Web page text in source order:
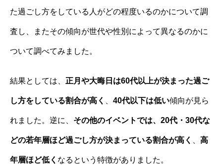
た過ごし方をしている人がどの程度いるのかについて調
査し、またその傾向が世代や性別によって異なるのかに
ついて調べてみました。
結果としては、 正月や大晦日は60代以上が決まった過ご
し方をしている割合が高く 40代以下は低い傾向が見ら
れました。逆に、 その他のイベントでは、20代・30代な
どの若年層ほど過ごし方が決まっている割合が高く 高
年層ほど低く なるという特徴がありました。